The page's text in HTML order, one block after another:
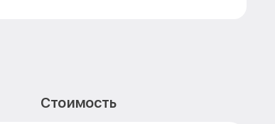
Стоимость